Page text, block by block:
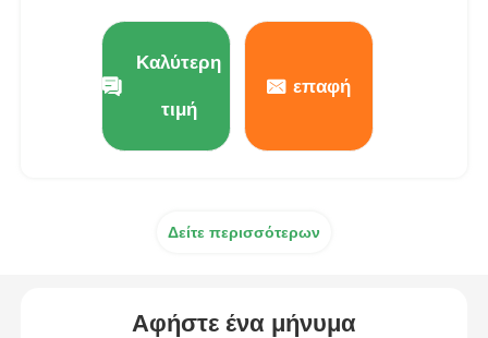
Καλύτερη
τιμή
επαφή
Δείτε περισσότερων
Αφήστε ένα μήνυμα